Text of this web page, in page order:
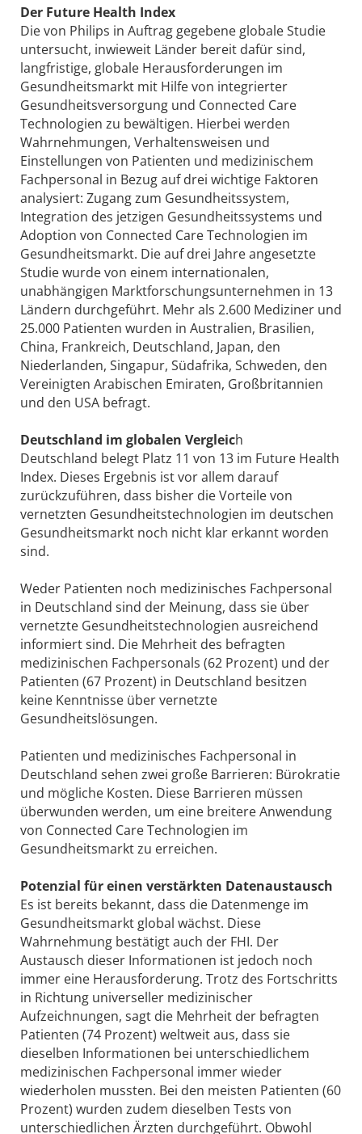
Der Future Health Index
Die von Philips in Auftrag gegebene globale Studie
untersucht, inwieweit Länder bereit dafür sind,
langfristige, globale Herausforderungen im
Gesundheitsmarkt mit Hilfe von integrierter
Gesundheitsversorgung und Connected Care
Technologien zu bewältigen. Hierbei werden
Wahrnehmungen, Verhaltensweisen und
Einstellungen von Patienten und medizinischem
Fachpersonal in Bezug auf drei wichtige Faktoren
analysiert: Zugang zum Gesundheitssystem,
Integration des jetzigen Gesundheitssystems und
Adoption von Connected Care Technologien im
Gesundheitsmarkt. Die auf drei Jahre angesetzte
Studie wurde von einem internationalen,
unabhängigen Marktforschungsunternehmen in 13
Ländern durchgeführt. Mehr als 2.600 Mediziner und
25.000 Patienten wurden in Australien, Brasilien,
China, Frankreich, Deutschland, Japan, den
Niederlanden, Singapur, Südafrika, Schweden, den
Vereinigten Arabischen Emiraten, Großbritannien
und den USA befragt.
Deutschland im globalen Vergleich
Deutschland belegt Platz 11 von 13 im Future Health
Index. Dieses Ergebnis ist vor allem darauf
zurückzuführen, dass bisher die Vorteile von
vernetzten Gesundheitstechnologien im deutschen
Gesundheitsmarkt noch nicht klar erkannt worden
sind.
Weder Patienten noch medizinisches Fachpersonal
in Deutschland sind der Meinung, dass sie über
vernetzte Gesundheitstechnologien ausreichend
informiert sind. Die Mehrheit des befragten
medizinischen Fachpersonals (62 Prozent) und der
Patienten (67 Prozent) in Deutschland besitzen
keine Kenntnisse über vernetzte
Gesundheitslösungen.
Patienten und medizinisches Fachpersonal in
Deutschland sehen zwei große Barrieren: Bürokratie
und mögliche Kosten. Diese Barrieren müssen
überwunden werden, um eine breitere Anwendung
von Connected Care Technologien im
Gesundheitsmarkt zu erreichen.
Potenzial für einen verstärkten Datenaustausch
Es ist bereits bekannt, dass die Datenmenge im
Gesundheitsmarkt global wächst. Diese
Wahrnehmung bestätigt auch der FHI. Der
Austausch dieser Informationen ist jedoch noch
immer eine Herausforderung. Trotz des Fortschritts
in Richtung universeller medizinischer
Aufzeichnungen, sagt die Mehrheit der befragten
Patienten (74 Prozent) weltweit aus, dass sie
dieselben Informationen bei unterschiedlichem
medizinischen Fachpersonal immer wieder
wiederholen mussten. Bei den meisten Patienten (60
Prozent) wurden zudem dieselben Tests von
unterschiedlichen Ärzten durchgeführt. Obwohl